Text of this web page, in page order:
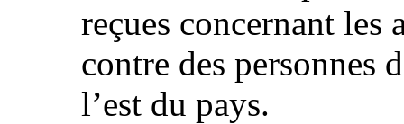
reçues concernant les
contre des personnes
l’est du pays.